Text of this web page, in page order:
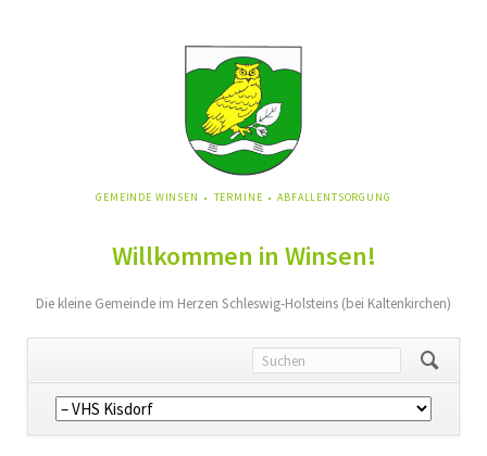
NAVIGATION
GEMEINDE WINSEN TERMINE ABFALLENTSORGUNG
Willkommen in Winsen!
Die kleine Gemeinde im Herzen Schleswig-Holsteins (bei Kaltenkirchen)
Navigation
überspringen